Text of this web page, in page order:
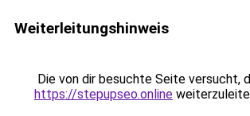
Weiterleitungshinweis
Die von dir besuchte Seite versucht,
https://stepupseo.online